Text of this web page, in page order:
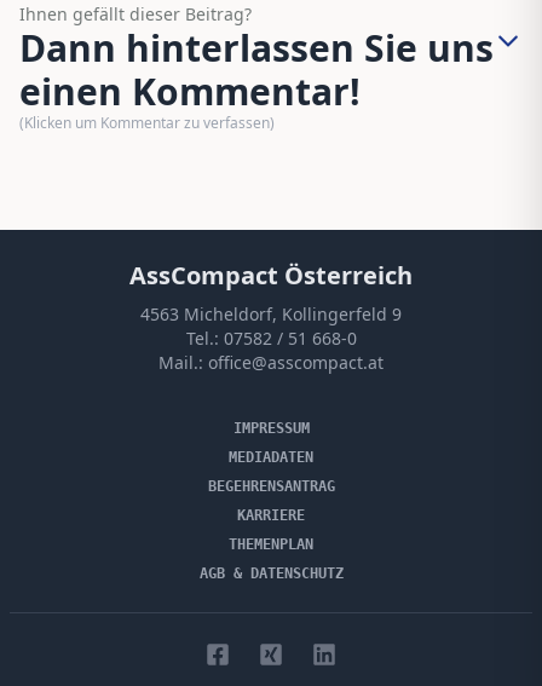
Ihnen gefällt dieser Beitrag?
Dann hinterlassen Sie uns
einen Kommentar!
(Klicken um Kommentar zu verfassen)
AssCompact Österreich
4563 Micheldorf, Kollingerfeld 9
Tel.: 07582 / 51 668-0
Mail.: office@asscompact.at
IMPRESSUM
MEDIADATEN
BEGEHRENSANTRAG
KARRIERE
THEMENPLAN
AGB & DATENSCHUTZ